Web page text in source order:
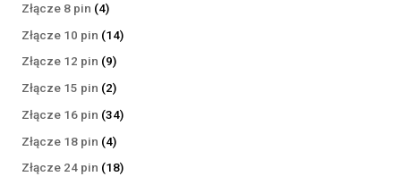
Złącze 8 pin 44
produkty
Złącze 10 pin 1414
Złącze 12 pin 99
produktów
Złącze 15 pin 22
produkty
Złącze 16 pin 3434
Złącze 18 pin 44
produkty
Złącze 24 pin 1818